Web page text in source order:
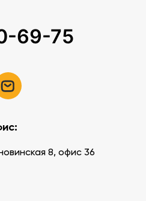
69-75
8, офис 36